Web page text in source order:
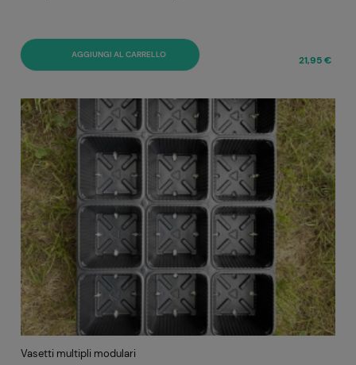
21,95 €
AGGIUNGI AL CARRELLO
Vasetti multipli modulari